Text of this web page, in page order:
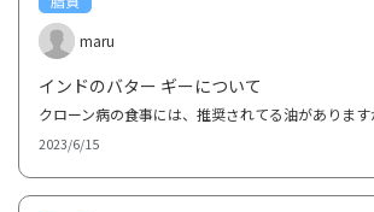
maru
インドのバター ギーについて
2023/6/15